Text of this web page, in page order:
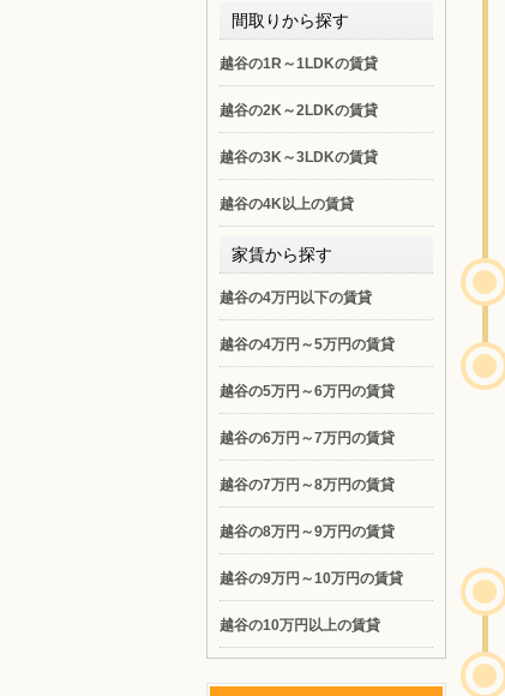
間取りから探す
越谷の1R～1LDKの賃貸
越谷の2K～2LDKの賃貸
越谷の3K～3LDKの賃貸
越谷の4K以上の賃貸
家賃から探す
越谷の4万円以下の賃貸
越谷の4万円～5万円の賃貸
越谷の5万円～6万円の賃貸
越谷の6万円～7万円の賃貸
越谷の7万円～8万円の賃貸
越谷の8万円～9万円の賃貸
越谷の9万円～10万円の賃貸
越谷の10万円以上の賃貸